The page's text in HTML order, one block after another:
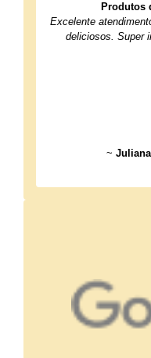
Produtos
Excelente
deliciosos. Super
~